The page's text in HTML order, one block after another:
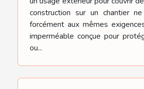
construction sur un chantier
forcément aux mêmes
imperméable conçue pour
ou...